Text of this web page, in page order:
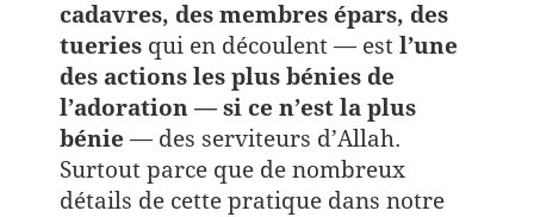
cadavres, des membres épars, des
tueries qui en découlent — est l’une
des actions les plus bénies de
l’adoration — si ce n’est la plus
bénie — des serviteurs d’Allah.
Surtout parce que de nombreux
détails de cette pratique dans notre